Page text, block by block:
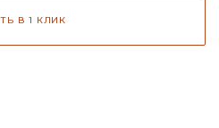
В 1 КЛИК